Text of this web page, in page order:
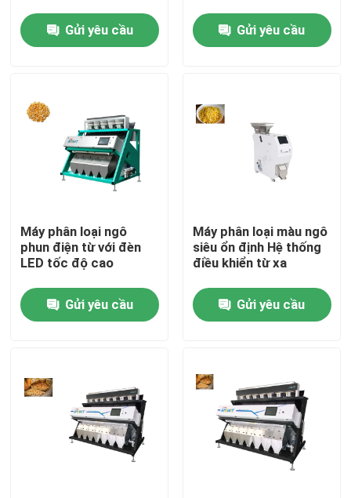
Trang Chủ
Về chúng tôi
Tham quan nhà máy
Kiểm soát chất lượng
Liên hệ chúng tôi
Yêu cầu báo giá
máy phân loại màu gạo
Gửi yêu cầu Gửi yêu cầu
Máy phân loại ngô
phun điện từ với đèn
LED tốc độ cao
Gửi yêu cầu
Máy phân loại màu ngô
siêu ổn định Hệ thống
điều khiển từ xa
Gửi yêu cầu